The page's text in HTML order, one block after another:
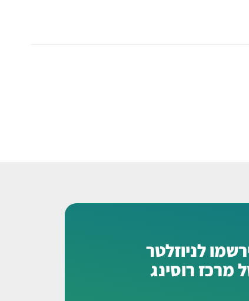
לניוזלטר
מרכז רוסינג